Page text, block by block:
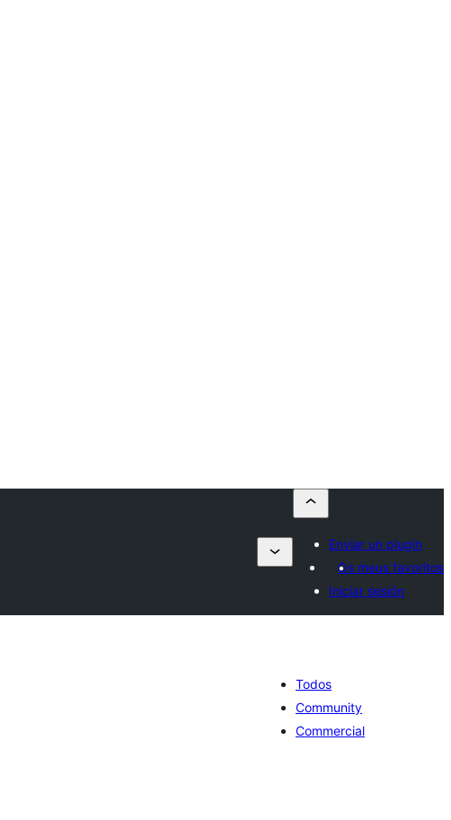
Enviar un plugin
Os meus favoritos
Iniciar sesión
Todos
Community
Commercial